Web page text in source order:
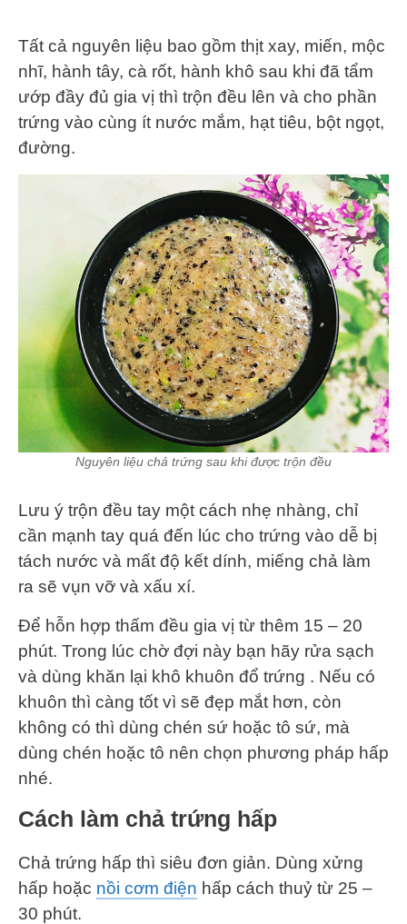
Tất cả nguyên liệu bao gồm thịt xay, miến, mộc
nhĩ, hành tây, cà rốt, hành khô sau khi đã tẩm
ướp đầy đủ gia vị thì trộn đều lên và cho phần
trứng vào cùng ít nước mắm, hạt tiêu, bột ngọt,
đường.
Nguyên liệu chả trứng sau khi được trộn đều
Lưu ý trộn đều tay một cách nhẹ nhàng, chỉ
cần mạnh tay quá đến lúc cho trứng vào dễ bị
tách nước và mất độ kết dính, miếng chả làm
ra sẽ vụn vỡ và xấu xí.
Để hỗn hợp thấm đều gia vị từ thêm 15 – 20
phút. Trong lúc chờ đợi này bạn hãy rửa sạch
và dùng khăn lại khô khuôn đổ trứng . Nếu có
khuôn thì càng tốt vì sẽ đẹp mắt hơn, còn
không có thì dùng chén sứ hoặc tô sứ, mà
dùng chén hoặc tô nên chọn phương pháp hấp
nhé.
Cách làm chả trứng hấp
Chả trứng hấp thì siêu đơn giản. Dùng xửng
hấp hoặc nồi cơm điện hấp cách thuỷ từ 25 –
30 phút.